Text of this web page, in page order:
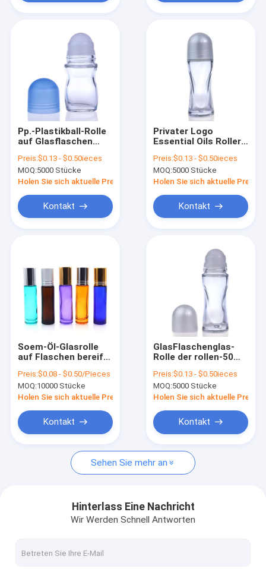
Über uns
Werksbesichtigung
Neuigkeiten
Bitte um ein Angebot
Kunststoffgehäuse-Flaschen
Schaumkunststoff-Flasche
Plastiklotions-Flasche
Pp.-Plastikball-Rolle
auf Glasflaschen
Öle
Preis:$0.13 - $0.50ieces
MOQ:5000 Stücke
Holen Sie sich aktuelle Preis
Kontakt
Privater Logo
Essential Oils Roller
Plastikball ab
Preis:$0.13 - $0.50ieces
MOQ:5000 Stücke
Holen Sie sich aktuelle Preis
Kontakt
Soem-Öl-Glasrolle
auf Flaschen bereifte
Goldsplitter-weißer
schwarzer
Abdeckung
Preis:$0.08 - $0.50/Pieces
MOQ:10000 Stücke
Holen Sie sich aktuelle Preis
Kontakt
GlasFlaschenglas-
Rolle der rollen-50ml
für ätherische Öle
Preis:$0.13 - $0.50ieces
MOQ:5000 Stücke
Holen Sie sich aktuelle Preis
Kontakt
Sehen Sie mehr an
Hinterlass Eine Nachricht
Wir Werden Schnell Antworten